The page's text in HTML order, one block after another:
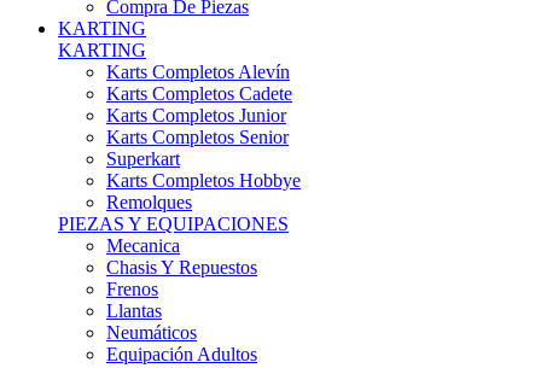
KARTING
Karts Completos Alevín
Karts Completos Cadete
Karts Completos Junior
Karts Completos Senior
Superkart
Karts Completos Hobbye
Remolques
PIEZAS Y EQUIPACIONES
Mecanica
Chasis Y Repuestos
Frenos
Llantas
Neumáticos
Equipación Adultos
Equipación Niños